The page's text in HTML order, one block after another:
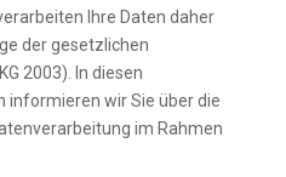
Ihre Daten daher
der gesetzlichen
2003). In diesen
wir Sie über die
im Rahmen